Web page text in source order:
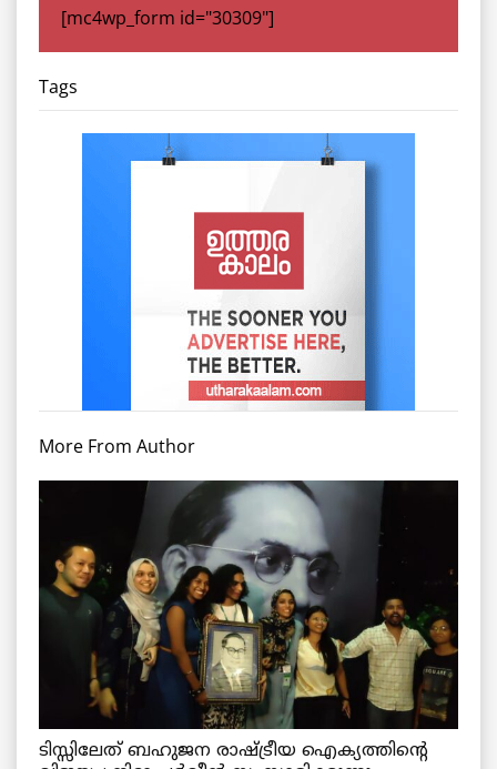
[mc4wp_form id="30309"]
Tags
More From Author
ടിസ്സിലേത് ബഹുജന രാഷ്ട്രീയ ഐക്യത്തിന്റെ